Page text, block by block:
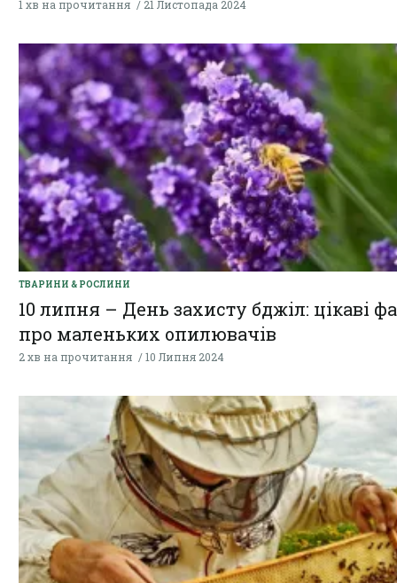
1 хв на прочитання 21 Листопада 2024
ТВАРИНИ & РОСЛИНИ
10 липня – День захисту бджіл: цікаві
про маленьких опилювачів
2 хв на прочитання 10 Липня 2024